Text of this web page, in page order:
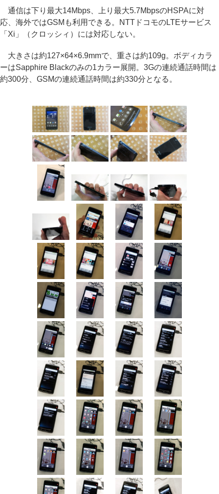
通信は下り最大14Mbps、上り最大5.7MbpsのHSPAに対
応、海外ではGSMも利用できる。NTTドコモのLTEサービス
「Xi」（クロッシィ）には対応しない。
大きさは約127×64×6.9mmで、重さは約109g。ボディカラ
ーはSapphire Blackのみの1カラー展開。3Gの連続通話時間は
約300分、GSMの連続通話時間は約330分となる。